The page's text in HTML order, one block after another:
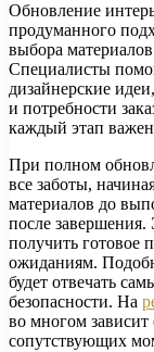
Обновление
продуманного
выбора
Специалисты
дизайнерские
и потребности
каждый этап важен
При полном
все заботы,
материалов до
после
получить готовое
ожиданиям.
будет отвечать
безопасности. На
во многом
сопутствующих